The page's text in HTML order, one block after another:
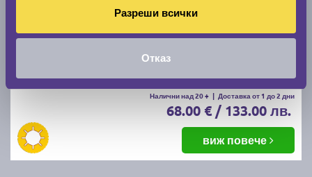
Разреши всички
Отказ
Летни гуми POINT S SUMMER S 205/55 R16
Налични над 20 + | Доставка от 1 до 2 дни
68.00 € / 133.00 лв.
виж повече